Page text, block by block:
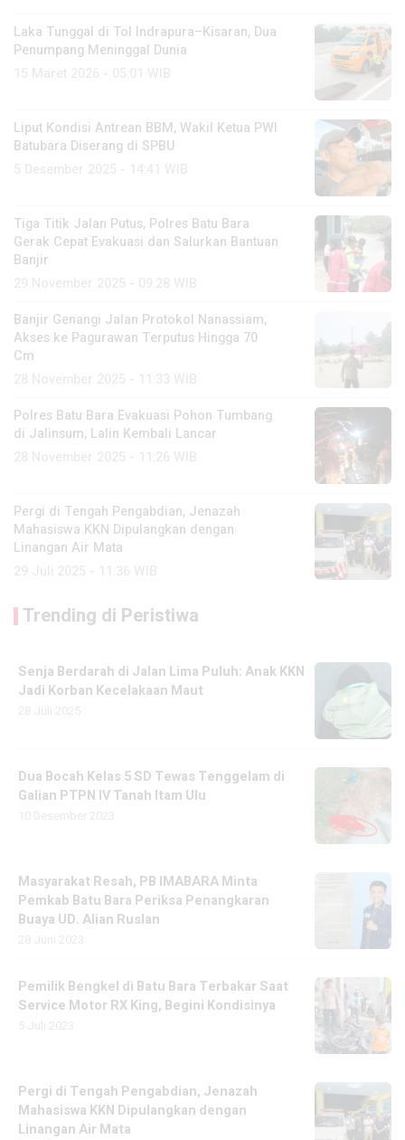
Laka Tunggal di Tol Indrapura–Kisaran, Dua
Penumpang Meninggal Dunia
Liput Kondisi Antrean BBM, Wakil Ketua PWI
Batubara Diserang di SPBU
Tiga Titik Jalan Putus, Polres Batu Bara
Gerak Cepat Evakuasi dan Salurkan Bantuan
Banjir
Banjir Genangi Jalan Protokol Nanassiam,
Akses ke Pagurawan Terputus Hingga 70
Cm
Polres Batu Bara Evakuasi Pohon Tumbang
di Jalinsum, Lalin Kembali Lancar
Pergi di Tengah Pengabdian, Jenazah
Mahasiswa KKN Dipulangkan dengan
Linangan Air Mata
Trending di Peristiwa
Senja Berdarah di Jalan Lima Puluh: Anak KKN
Jadi Korban Kecelakaan Maut
Dua Bocah Kelas 5 SD Tewas Tenggelam di
Galian PTPN IV Tanah Itam Ulu
Masyarakat Resah, PB IMABARA Minta
Pemkab Batu Bara Periksa Penangkaran
Buaya UD. Alian Ruslan
Pemilik Bengkel di Batu Bara Terbakar Saat
Service Motor RX King, Begini Kondisinya
Pergi di Tengah Pengabdian, Jenazah
Mahasiswa KKN Dipulangkan dengan
Linangan Air Mata